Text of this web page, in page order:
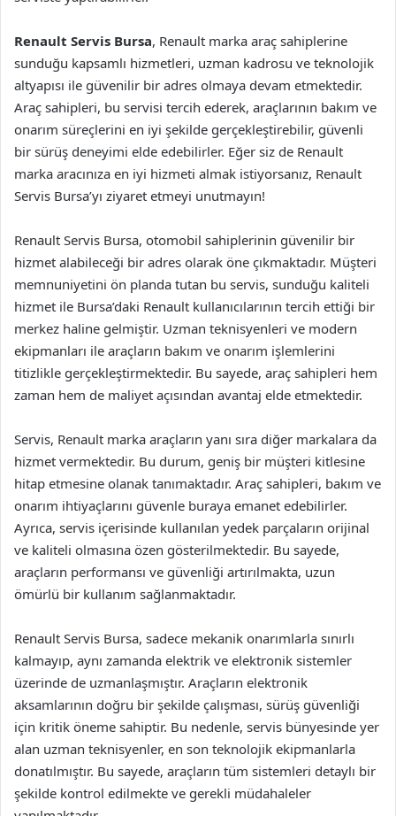
Renault Servis Bursa, Renault marka araç sahiplerine
sunduğu kapsamlı hizmetleri, uzman kadrosu ve teknolojik
altyapısı ile güvenilir bir adres olmaya devam etmektedir.
Araç sahipleri, bu servisi tercih ederek, araçlarının bakım ve
onarım süreçlerini en iyi şekilde gerçekleştirebilir, güvenli
bir sürüş deneyimi elde edebilirler. Eğer siz de Renault
marka aracınıza en iyi hizmeti almak istiyorsanız, Renault
Servis Bursa’yı ziyaret etmeyi unutmayın!
Renault Servis Bursa, otomobil sahiplerinin güvenilir bir
hizmet alabileceği bir adres olarak öne çıkmaktadır. Müşteri
memnuniyetini ön planda tutan bu servis, sunduğu kaliteli
hizmet ile Bursa’daki Renault kullanıcılarının tercih ettiği bir
merkez haline gelmiştir. Uzman teknisyenleri ve modern
ekipmanları ile araçların bakım ve onarım işlemlerini
titizlikle gerçekleştirmektedir. Bu sayede, araç sahipleri hem
zaman hem de maliyet açısından avantaj elde etmektedir.
Servis, Renault marka araçların yanı sıra diğer markalara da
hizmet vermektedir. Bu durum, geniş bir müşteri kitlesine
hitap etmesine olanak tanımaktadır. Araç sahipleri, bakım ve
onarım ihtiyaçlarını güvenle buraya emanet edebilirler.
Ayrıca, servis içerisinde kullanılan yedek parçaların orijinal
ve kaliteli olmasına özen gösterilmektedir. Bu sayede,
araçların performansı ve güvenliği artırılmakta, uzun
ömürlü bir kullanım sağlanmaktadır.
Renault Servis Bursa, sadece mekanik onarımlarla sınırlı
kalmayıp, aynı zamanda elektrik ve elektronik sistemler
üzerinde de uzmanlaşmıştır. Araçların elektronik
aksamlarının doğru bir şekilde çalışması, sürüş güvenliği
için kritik öneme sahiptir. Bu nedenle, servis bünyesinde yer
alan uzman teknisyenler, en son teknolojik ekipmanlarla
donatılmıştır. Bu sayede, araçların tüm sistemleri detaylı bir
şekilde kontrol edilmekte ve gerekli müdahaleler